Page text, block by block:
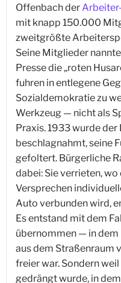
Offenbach der
mit knapp 150.000
zweitgrößte
Seine Mitglieder
Presse die „roten
fuhren in entlegene
Sozialdemokratie zu
Werkzeug — nicht als
Praxis. 1933 wurde
beschlagnahmt, seine
gefoltert. Bürgerliche
dabei: Sie verrieten,
Versprechen
Auto verbunden wird,
Es entstand mit dem
übernommen — in dem
aus dem Straßenraum
freier war. Sondern
gedrängt wurde, in